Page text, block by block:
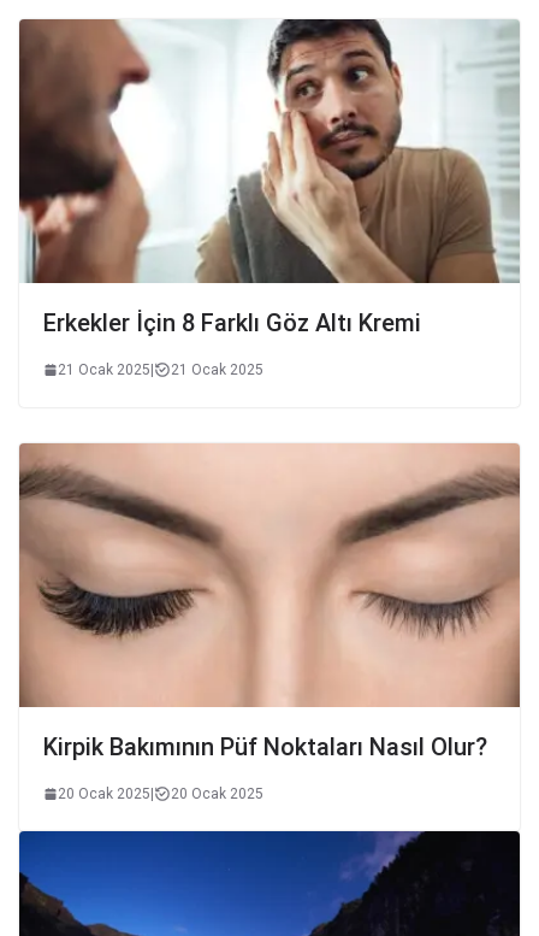
Erkekler İçin 8 Farklı Göz Altı Kremi
21 Ocak 2025 21 Ocak 2025
Kirpik Bakımının Püf Noktaları Nasıl Olur?
20 Ocak 2025| 20 Ocak 2025